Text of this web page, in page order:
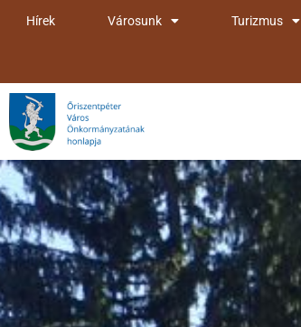
Hírek Városunk Turizmus